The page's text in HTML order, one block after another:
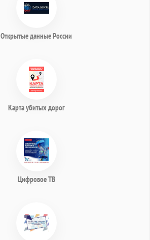
Открытые данные России
Карта убитых дорог
Цифровое ТВ